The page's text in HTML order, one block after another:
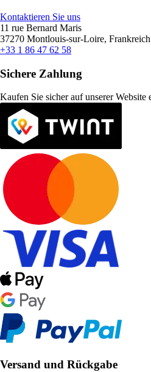
Kontaktieren Sie uns
11 rue Bernard Maris
37270 Montlouis-sur-Loire, Frankreich
+33 1 86 47 62 58
Sichere Zahlung
Kaufen Sie sicher auf unserer Website
Versand und Rückgabe